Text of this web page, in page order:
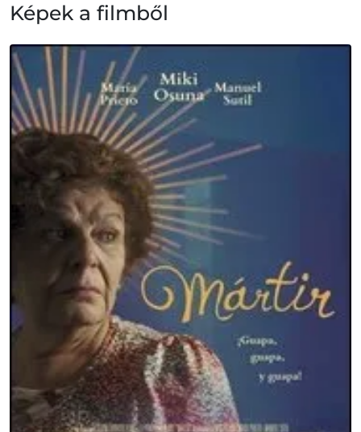
Képek a filmből